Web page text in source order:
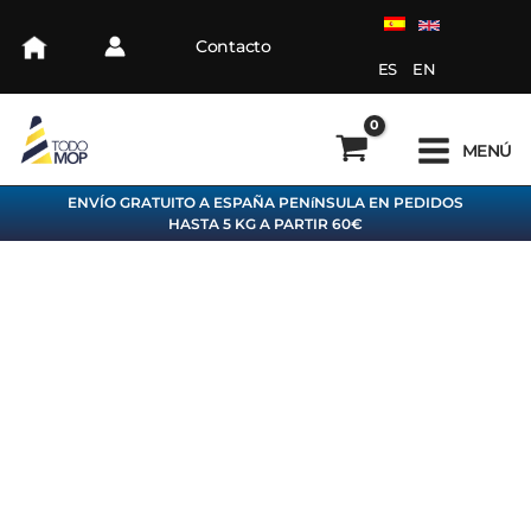
Contacto
ES EN
MENÚ
ENVÍO GRATUITO A ESPAÑA PENíNSULA EN PEDIDOS
HASTA 5 KG A PARTIR 60€